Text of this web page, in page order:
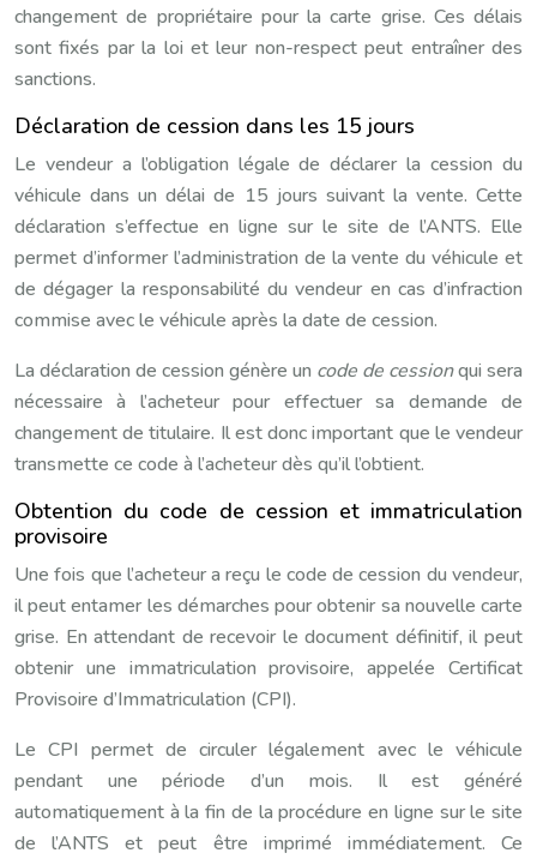
changement de propriétaire pour la carte grise. Ces délais
sont fixés par la loi et leur non-respect peut entraîner des
sanctions.
Déclaration de cession dans les 15 jours
Le vendeur a l’obligation légale de déclarer la cession du
véhicule dans un délai de 15 jours suivant la vente. Cette
déclaration s’effectue en ligne sur le site de l’ANTS. Elle
permet d’informer l’administration de la vente du véhicule et
de dégager la responsabilité du vendeur en cas d’infraction
commise avec le véhicule après la date de cession.
La déclaration de cession génère un code de cessionqui sera
nécessaire à l’acheteur pour effectuer sa demande de
changement de titulaire. Il est donc important que le vendeur
transmette ce code à l’acheteur dès qu’il l’obtient.
Obtention du code de cession et immatriculation
provisoire
Une fois que l’acheteur a reçu le code de cession du vendeur,
il peut entamer les démarches pour obtenir sa nouvelle carte
grise. En attendant de recevoir le document définitif, il peut
obtenir une immatriculation provisoire, appelée Certificat
Provisoire d’Immatriculation (CPI).
Le CPI permet de circuler légalement avec le véhicule
pendant une période d’un mois. Il est généré
automatiquement à la fin de la procédure en ligne sur le site
de l’ANTS et peut être imprimé immédiatement. Ce